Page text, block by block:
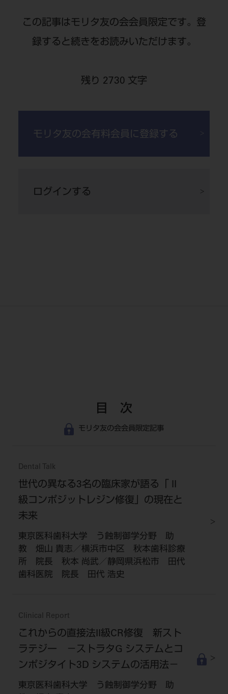
設計上の限界と適合性向上への工夫
「3Dリテーナー フュージョン」では歯冠上部
ただ、場合によって「3Dリテーナー フュージ
ことがある。もし隙間のある状態で充填した場
合、上部鼓形空隙に溢出したコンポジットレジ
また「3Dリテーナー フュージョン」は直径が
この記事はモリタ友の会会員限定です。登
録すると続きをお読みいただけます。
残り 2730 文字
モリタ友の会有料会員に登録する
ログインする
目 次
モリタ友の会会員限定記事
Dental Talk
世代の異なる3名の臨床家が語る「 II
級コンポジットレジン修復」の現在と
未来
東京医科歯科大学 う蝕制御学分野 助
教 畑山 貴志／横浜市中区 秋本歯科診療
所 院長 秋本 尚武／静岡県浜松市 田代
歯科医院 院長 田代 浩史
Clinical Report
これからの直接法II級CR修復 新スト
ラテジー －ストラタG システムとコ
ンポジタイト3D システムの活用法－
東京医科歯科大学 う蝕制御学分野 助